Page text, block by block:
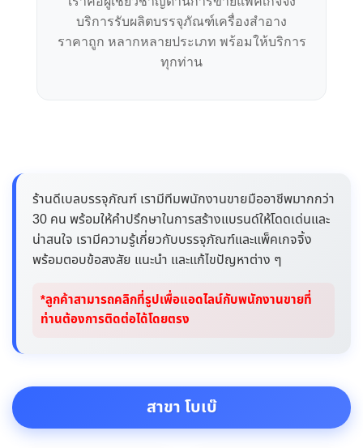
บริการรับผลิตบรรจุภัณฑ์เครื่องสำอาง
ราคาถูก หลากหลายประเภท พร้อมให้บริการ
ทุกท่าน
ร้านดีเบลบรรจุภัณฑ์ เรามีทีมพนักงานขายมืออาชีพมากกว่า
30 คน พร้อมให้คำปรึกษาในการสร้างแบรนด์ให้โดดเด่นและ
น่าสนใจ เรามีความรู้เกี่ยวกับบรรจุภัณฑ์และแพ็คเกจจิ้ง
พร้อมตอบข้อสงสัย แนะนำ และแก้ไขปัญหาต่าง ๆ
*ลูกค้าสามารถคลิกที่รูปเพื่อแอดไลน์กับพนักงานขายที่
ท่านต้องการติดต่อได้โดยตรง
สาขา โบเบ๊